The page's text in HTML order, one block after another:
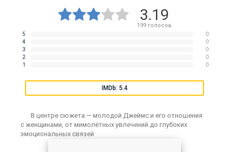
3.19
199голосов
5
0
4
0
3
0
2
0
1
0
IMDb: 5.4
В центре сюжета — молодой Джеймс и его отношения
с женщинами, от мимолётных увлечений до глубоких
эмоциональных связей